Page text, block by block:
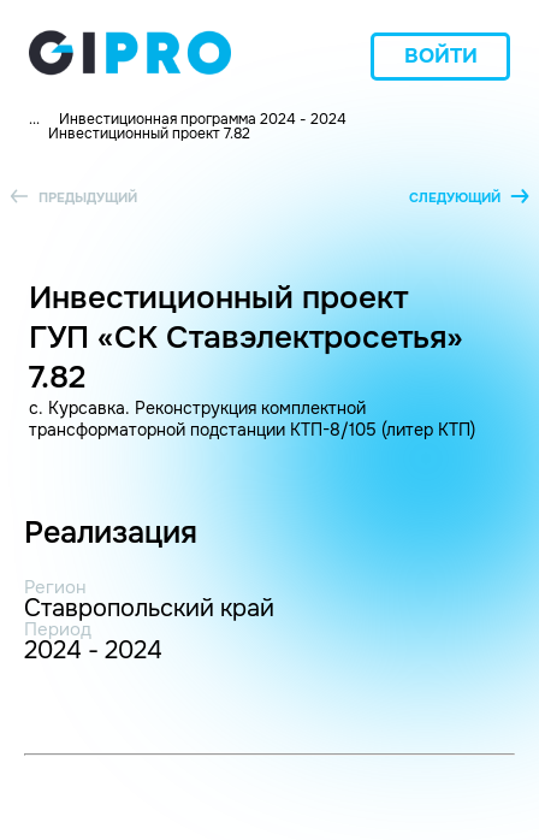
ВОЙТИ
... Инвестиционная программа 2024 - 2024
Инвестиционный проект 7.82
ПРЕДЫДУЩИЙ СЛЕДУЮЩИЙ
Инвестиционный проект
ГУП «СК Ставэлектросетья»
7.82
с. Курсавка. Реконструкция комплектной
трансформаторной подстанции КТП-8/105 (литер КТП)
Реализация
Регион
Ставропольский край
Период
2024 - 2024